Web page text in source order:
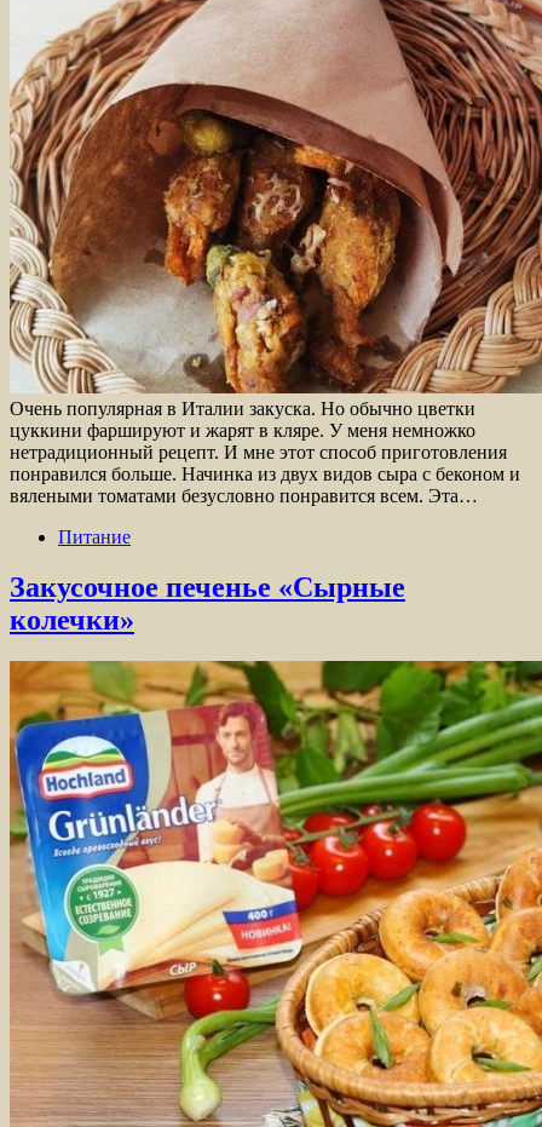
Очень популярная в Италии закуска. Но обычно цветки
цуккини фаршируют и жарят в кляре. У меня немножко
нетрадиционный рецепт. И мне этот способ приготовления
понравился больше. Начинка из двух видов сыра с беконом и
вялеными томатами безусловно понравится всем. Эта…
Питание
Закусочное печенье «Сырные
колечки»